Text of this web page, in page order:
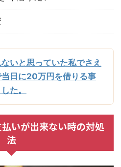
いと思っていた私でさえ
当日に20万円を借りる事
た。
いが出来ない時の対処
法